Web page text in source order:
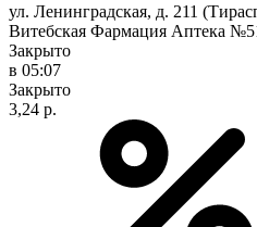
ул. Ленинградская, д. 211
Витебская Фармация Аптека
Закрыто
в 05:07
Закрыто
3,24 р.